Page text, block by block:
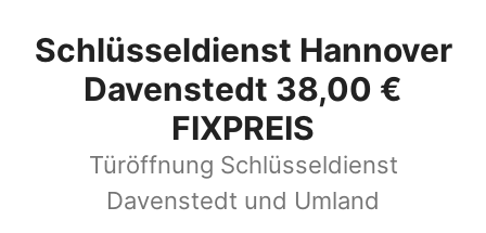
Inhalt
springen
Schlüsseldienst Hannover
Davenstedt 38,00 €
FIXPREIS
Türöffnung Schlüsseldienst
Davenstedt und Umland